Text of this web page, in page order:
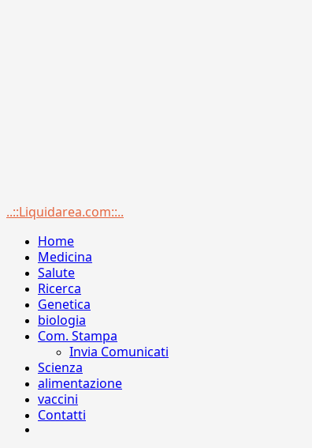
Menu
..::Liquidarea.com::..
Home
Medicina
Salute
Ricerca
Genetica
biologia
Com. Stampa
Invia Comunicati
Scienza
alimentazione
vaccini
Contatti